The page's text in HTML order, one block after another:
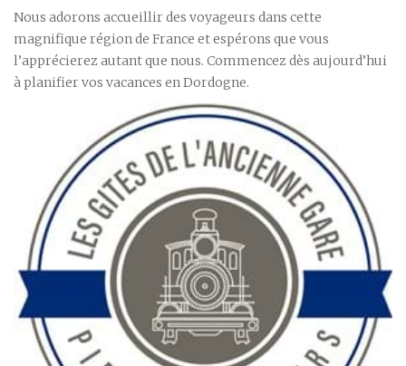
Nous adorons accueillir des voyageurs dans cette
magnifique région de France et espérons que vous
l’apprécierez autant que nous. Commencez dès aujourd’hui
à planifier vos vacances en Dordogne.